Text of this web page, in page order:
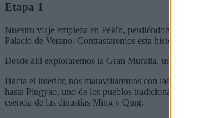
Etapa 1
Nuestro viaje empieza en Pekín, perdiéndonos
Palacio de Verano. Contrastaremos esta historia
Desde allí exploraremos la Gran Muralla, una
Hacia el interior, nos maravillaremos con las
hasta Pingyao, uno de los pueblos tradicionales
esencia de las dinastías Ming y Qing.